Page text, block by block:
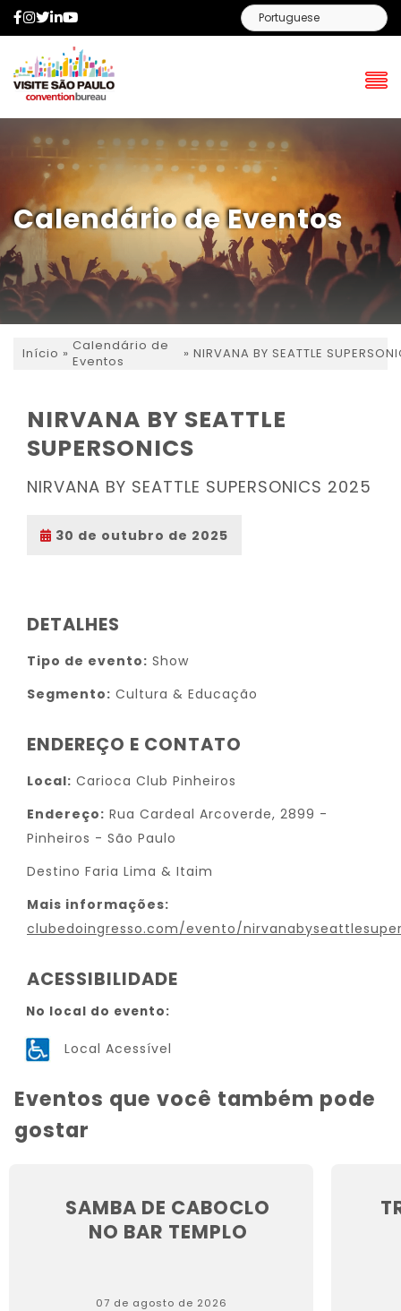
Facebook
Instagram
Twitter
LinkedIn
Calendário de Eventos
Início » Calendário de
Eventos
» NIRVANA BY SEATTLE
NIRVANA BY SEATTLE
SUPERSONICS
NIRVANA BY SEATTLE SUPERSONICS 2025
30 de outubro de 2025
DETALHES
Tipo de evento: Show
Segmento: Cultura & Educação
ENDEREÇO E CONTATO
Local: Carioca Club Pinheiros
Endereço: Rua Cardeal Arcoverde, 2899 -
Pinheiros - São Paulo
Destino Faria Lima & Itaim
Mais informações:
clubedoingresso.com/evento/
ACESSIBILIDADE
No local do evento:
Local Acessível
Eventos que você também pode
gostar
SAMBA DE CABOCLO
NO BAR TEMPLO
07 de agosto de 2026